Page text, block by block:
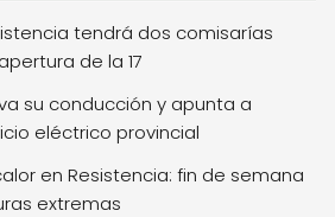
tendrá dos comisarías
de la 17
su conducción y apunta a
eléctrico provincial
en Resistencia: fin de semana
extremas